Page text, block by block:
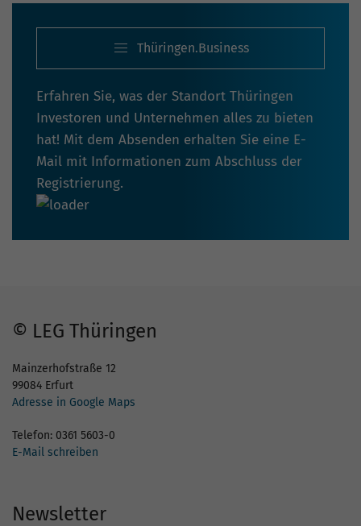
Thüringen.Business
Erfahren Sie, was der Standort Thüringen
Investoren und Unternehmen alles zu bieten
hat! Mit dem Absenden erhalten Sie eine E-
Mail mit Informationen zum Abschluss der
Registrierung.
© LEG Thüringen
Mainzerhofstraße 12
99084 Erfurt
Adresse in Google Maps
Telefon: 0361 5603-0
E-Mail schreiben
Newsletter